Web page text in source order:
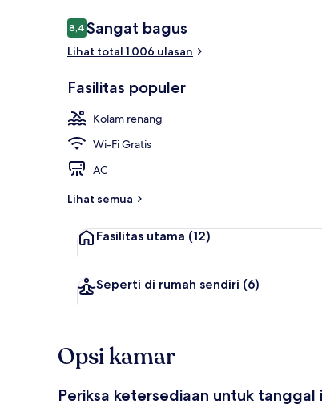
Ulasan
8,48,4 dari 10
Sangat bagus
Lihat total 1.006 ulasan
Fasilitas populer
Kolam renang
Wi-Fi Gratis
AC
Lihat semua
Fasilitas utama (12)
Seperti di rumah sendiri (6)
Opsi kamar
Periksa ketersediaan untuk tanggal